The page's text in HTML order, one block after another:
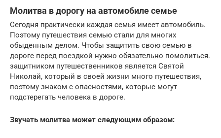
Молитва в дорогу на автомобиле семье
Сегодня практически каждая семья имеет автомобиль.
Поэтому путешествия семью стали для многих
обыденным делом. Чтобы защитить свою семью в
дороге перед поездкой нужно обязательно помолиться.
защитником путешественников является Святой
Николай, который в своей жизни много путешествия,
поэтому знаком с опасностями, которые могут
подстерегать человека в дороге.
Звучать молитва может следующим образом: